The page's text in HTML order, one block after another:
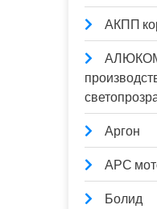
АКПП
Аргон
АРС
Болид